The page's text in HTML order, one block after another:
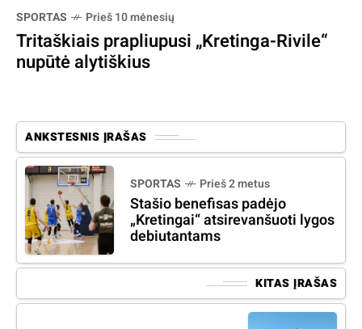
SPORTAS Prieš 10 mėnesių
Tritaškiais prapliupusi „Kretinga-Rivile“
nupūtė alytiškius
ANKSTESNIS ĮRAŠAS
SPORTAS Prieš 2 metus
Stašio benefisas padėjo
„Kretingai“ atsirevanšuoti lygos
debiutantams
KITAS ĮRAŠAS